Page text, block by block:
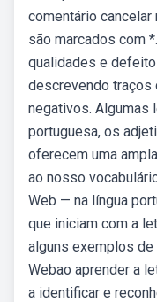
comentário
são marcados com
qualidades e
descrevendo
negativos. Algumas
portuguesa, os
oferecem uma
ao nosso
Web — na língua
que iniciam com a
alguns exemplos
Webao aprender a
a identificar e